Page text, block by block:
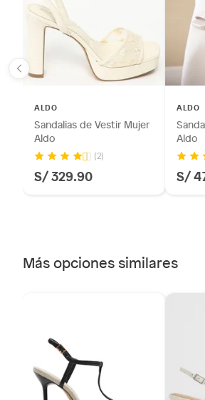
Por motivos de salubridad, la
sellos.
Alimentos, bebidas, fórmulas y
Productos hechos a medida.
Pinturas de color a pedido.
Productos que hayan sido
Baterías de auto.
Motocicletas y bicicletas
Licores y cigarros electrónicos.
ALDO
Sandalias de Vestir Mujer
Aldo
(2)
S/ 329.90
ALDO
Aldo
S/
Más opciones similares